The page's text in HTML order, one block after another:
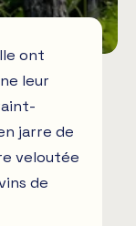
ont
leur
jarre de
veloutée
de